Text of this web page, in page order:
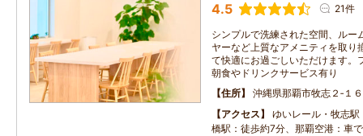
4.5 21件
シンプルで洗練された空間、ルー
ヤーなど上質なアメニティを取り
て快適にお過ごしいただけます。
朝食やドリンクサービス有り
住所
沖縄県那覇市牧志２‐１
アクセス
ゆいレール・牧志
橋駅：徒歩約7分、那覇空港：車